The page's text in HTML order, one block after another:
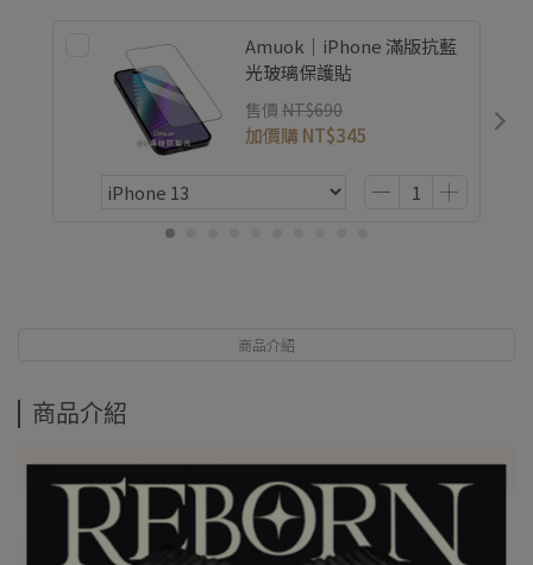
Amuok｜iPhone 滿版抗藍
光玻璃保護貼
售價 NT$690
加價購 NT$345
商品介紹
商品介紹